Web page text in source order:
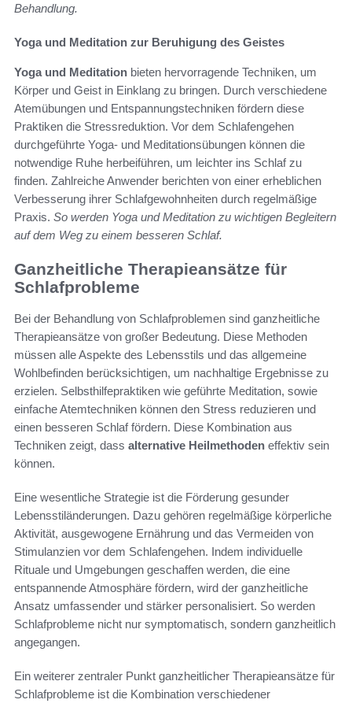
Behandlung.
Yoga und Meditation zur Beruhigung des Geistes
Yoga und Meditation bieten hervorragende Techniken, um
Körper und Geist in Einklang zu bringen. Durch verschiedene
Atemübungen und Entspannungstechniken fördern diese
Praktiken die Stressreduktion. Vor dem Schlafengehen
durchgeführte Yoga- und Meditationsübungen können die
notwendige Ruhe herbeiführen, um leichter ins Schlaf zu
finden. Zahlreiche Anwender berichten von einer erheblichen
Verbesserung ihrer Schlafgewohnheiten durch regelmäßige
Praxis. So werden Yoga und Meditation zu wichtigen Begleitern
auf dem Weg zu einem besseren Schlaf.
Ganzheitliche Therapieansätze für
Schlafprobleme
Bei der Behandlung von Schlafproblemen sind ganzheitliche
Therapieansätze von großer Bedeutung. Diese Methoden
müssen alle Aspekte des Lebensstils und das allgemeine
Wohlbefinden berücksichtigen, um nachhaltige Ergebnisse zu
erzielen. Selbsthilfepraktiken wie geführte Meditation, sowie
einfache Atemtechniken können den Stress reduzieren und
einen besseren Schlaf fördern. Diese Kombination aus
Techniken zeigt, dass alternative Heilmethoden effektiv sein
können.
Eine wesentliche Strategie ist die Förderung gesunder
Lebensstiländerungen. Dazu gehören regelmäßige körperliche
Aktivität, ausgewogene Ernährung und das Vermeiden von
Stimulanzien vor dem Schlafengehen. Indem individuelle
Rituale und Umgebungen geschaffen werden, die eine
entspannende Atmosphäre fördern, wird der ganzheitliche
Ansatz umfassender und stärker personalisiert. So werden
Schlafprobleme nicht nur symptomatisch, sondern ganzheitlich
angegangen.
Ein weiterer zentraler Punkt ganzheitlicher Therapieansätze für
Schlafprobleme ist die Kombination verschiedener